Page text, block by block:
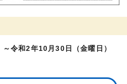
～令和2年10月30日（金曜日）